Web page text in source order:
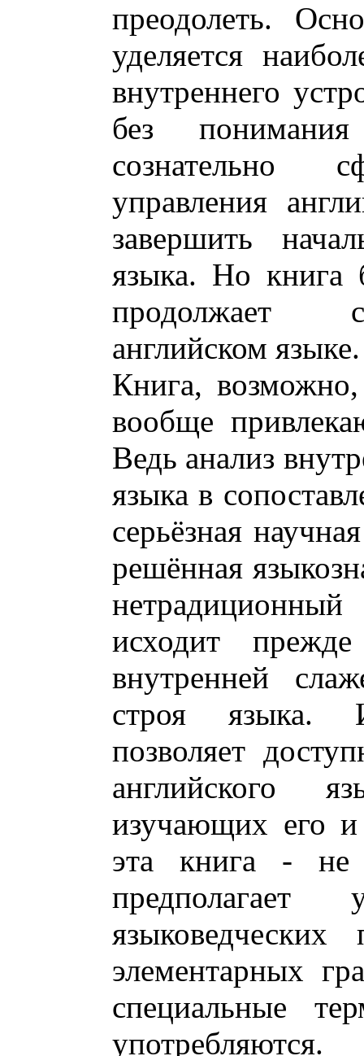
преодолеть.
уделяется
внутреннего
без
сознательно
управления
завершить
языка. Но книга
продолжает
английском языке.
Книга, возможно,
вообще
Ведь анализ
языка в
серьёзная
решённая
исходит
внутренней
строя языка.
позволяет
английского
изучающих его
эта книга - не
элементарных
специальные